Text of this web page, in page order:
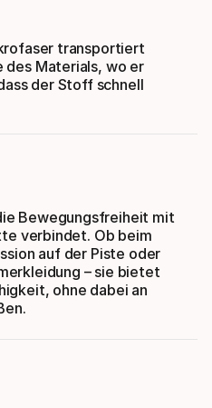
transportiert
des Materials, wo er
der Stoff schnell
Bewegungsfreiheit mit
verbindet. Ob beim
auf der Piste oder
– sie bietet
ohne dabei an